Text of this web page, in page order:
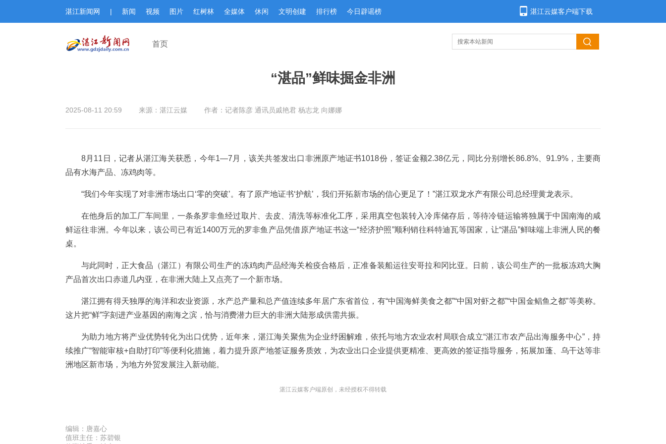
湛江新闻网 | 新闻 视频 图片 红树林 全媒体 休闲 文明创建 排行榜 今日辟谣榜 湛江云媒客户端下载
首页
2025-08-11 20:59 来源：湛江云媒 作者：记者陈彦 通讯员戚艳君 杨志龙 向娜娜
8月11日，记者从湛江海关获悉，今年1—7月，该关共签发出口非洲原产地证书1018份，签证金额2.38亿元，同比分别增长86.8%、91.9%，主要商
品有水海产品、冻鸡肉等。
“我们今年实现了对非洲市场出口‘零的突破’。有了原产地证书‘护航’，我们开拓新市场的信心更足了！”湛江双龙水产有限公司总经理黄龙表示。
在他身后的加工厂车间里，一条条罗非鱼经过取片、去皮、清洗等标准化工序，采用真空包装转入冷库储存后，等待冷链运输将独属于中国南海的咸
鲜运往非洲。今年以来，该公司已有近1400万元的罗非鱼产品凭借原产地证书这一“经济护照”顺利销往科特迪瓦等国家，让“湛品”鲜味端上非洲人民的餐
桌。
与此同时，正大食品（湛江）有限公司生产的冻鸡肉产品经海关检疫合格后，正准备装船运往安哥拉和冈比亚。日前，该公司生产的一批板冻鸡大胸
产品首次出口赤道几内亚，在非洲大陆上又点亮了一个新市场。
湛江拥有得天独厚的海洋和农业资源，水产总产量和总产值连续多年居广东省首位，有“中国海鲜美食之都”“中国对虾之都”“中国金鲳鱼之都”等美称。
这片把“鲜”字刻进产业基因的南海之滨，恰与消费潜力巨大的非洲大陆形成供需共振。
为助力地方将产业优势转化为出口优势，近年来，湛江海关聚焦为企业纾困解难，依托与地方农业农村局联合成立“湛江市农产品出海服务中心”，持
续推广“智能审核+自助打印”等便利化措施，着力提升原产地签证服务质效，为农业出口企业提供更精准、更高效的签证指导服务，拓展加蓬、乌干达等非
洲地区新市场，为地方外贸发展注入新动能。
湛江云媒客户端原创，未经授权不得转载
编辑： 唐嘉心
值班主任： 苏碧银